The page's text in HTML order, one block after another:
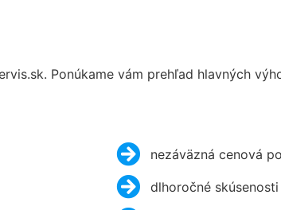
Ponúkame vám prehľad hlavných
nezáväzná cenová
dlhoročné